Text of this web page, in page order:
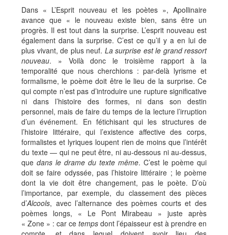
Dans « L’Esprit nouveau et les poètes », Apollinaire
avance que « le nouveau existe bien, sans être un
progrès. Il est tout dans la surprise. L’esprit nouveau est
également dans la surprise. C’est ce qu’il y a en lui de
plus vivant, de plus neuf. La surprise est le grand ressort
nouveau. » Voilà donc le troisième rapport à la
temporalité que nous cherchions : par-delà lyrisme et
formalisme, le poème doit être le lieu de la surprise. Ce
qui compte n’est pas d’introduire une rupture significative
ni dans l’histoire des formes, ni dans son destin
personnel, mais de faire du temps de la lecture l’irruption
d’un événement. En fétichisant qui les structures de
l’histoire littéraire, qui l’existence affective des corps,
formalistes et lyriques loupent rien de moins que l’intérêt
du texte — qui ne peut être, ni au-dessous ni au-dessus,
que dans le drame du texte même. C’est le poème qui
doit se faire odyssée, pas l’histoire littéraire ; le poème
dont la vie doit être changement, pas le poète. D’où
l’importance, par exemple, du classement des pièces
d’Alcools, avec l’alternance des poèmes courts et des
poèmes longs, « Le Pont Mirabeau » juste après
« Zone » : car ce temps dont l’épaisseur est à prendre en